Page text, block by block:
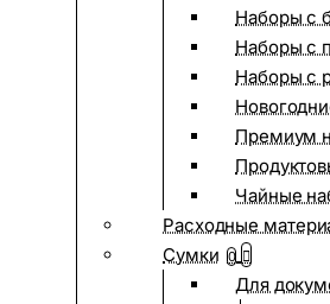
Наборы с
Наборы с
Наборы с
Премиум
Чайные
Расходные
Сумки 0
Для